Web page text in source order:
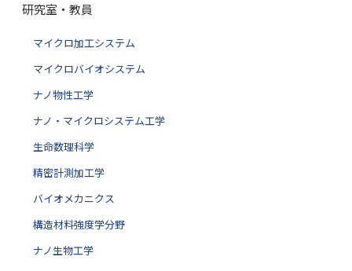
研究室・教員
マイクロ加工システム
マイクロバイオシステム
ナノ物性工学
ナノ・マイクロシステム工学
生命数理科学
精密計測加工学
バイオメカニクス
構造材料強度学分野
ナノ生物工学